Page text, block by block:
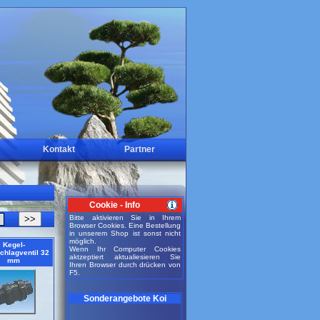
Kontakt Partner
>>
Kegel-
32
mm
Cookie - Info
Bitte aktivieren Sie in Ihrem
Browser Cookies. Eine Bestellung
in unserem Shop ist sonst nicht
möglich.
Wenn Ihr Computer Cookies
aktzeptiert aktualiesieren Sie
Ihren Browser durch drücken von
F5.
Sonderangebote Koi